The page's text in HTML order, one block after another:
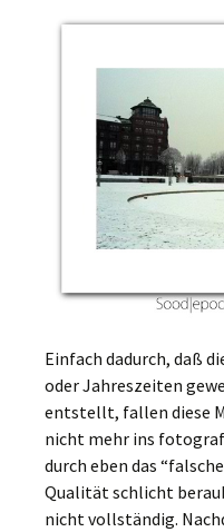
Einfach dadurch, daß
oder Jahreszeiten
entstellt, fallen diese
nicht mehr ins
durch eben das
Qualität schlicht
nicht vollständig.